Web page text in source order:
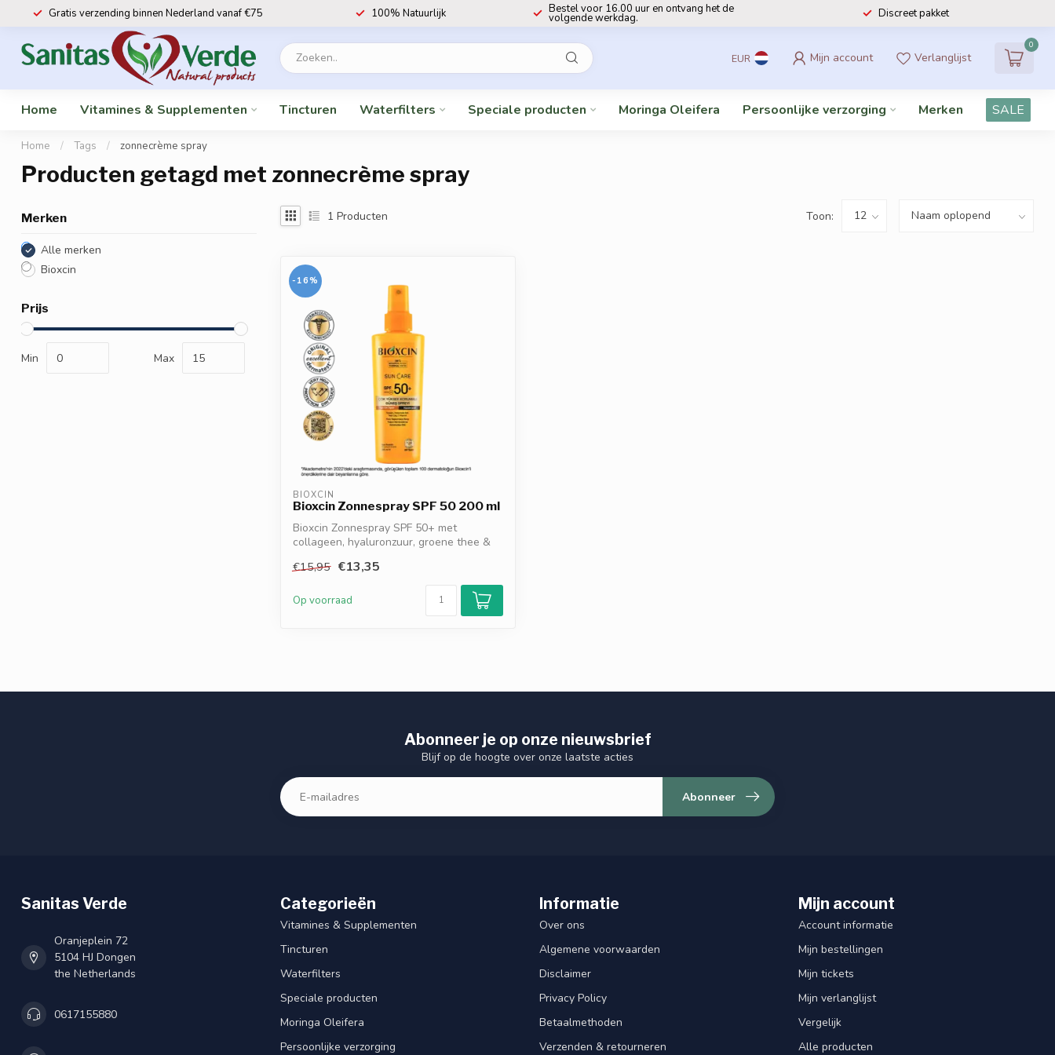
Gratis verzending binnen Nederland vanaf €75 100% Natuurlijk Bestel voor 16.00 uur en ontvang het de
volgende werkdag. Discreet pakket
EUR Mijn account Verlanglijst
0
Home Vitamines & Supplementen Tincturen Waterfilters Speciale producten Moringa Oleifera Persoonlijke verzorging Merken SALE
Home / Tags / zonnecrème spray
Producten getagd met zonnecrème spray
Merken
Alle merken
Bioxcin
Prijs
Min Max
1 Producten Toon:
-16%
BIOXCIN
Bioxcin Zonnespray SPF 50 200 ml
Bioxcin Zonnespray SPF 50+ met
collageen, hyaluronzuur, groene thee &
€15,95 €13,35
Op voorraad
Abonneer je op onze nieuwsbrief
Blijf op de hoogte over onze laatste acties
Abonneer
Sanitas Verde
Oranjeplein 72
5104 HJ Dongen
the Netherlands
0617155880
Categorieën
Vitamines & Supplementen
Tincturen
Waterfilters
Speciale producten
Moringa Oleifera
Persoonlijke verzorging
Informatie
Over ons
Algemene voorwaarden
Disclaimer
Privacy Policy
Betaalmethoden
Verzenden & retourneren
Mijn account
Account informatie
Mijn bestellingen
Mijn tickets
Mijn verlanglijst
Vergelijk
Alle producten